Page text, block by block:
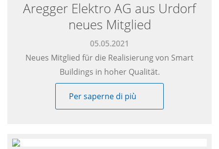
Aregger Elektro AG aus Urdorf
neues Mitglied
05.05.2021
Neues Mitglied für die Realisierung von Smart
Buildings in hoher Qualität.
Per saperne di più